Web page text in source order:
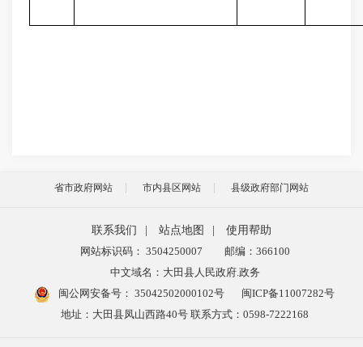
省市政府网站 市内县区网站 县级政府部门网站
联系我们 站点地图
使用帮助
网站标识码： 3504250007
邮编：366100
中文域名：大田县人民政府.政务
闽公网安备号： 35042502000102号
闽ICP备11007282号
地址：大田县凤山西路40号 联系方式：0598-7222168